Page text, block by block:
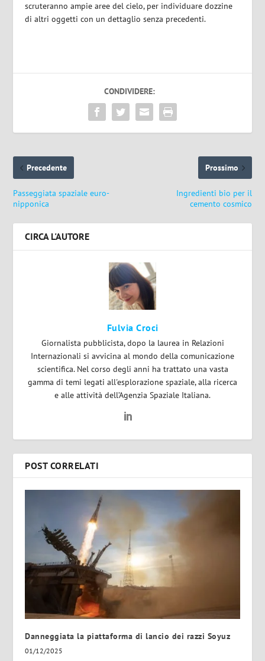
scruteranno ampie aree del cielo, per individuare dozzine
di altri oggetti con un dettaglio senza precedenti.
CONDIVIDERE:
Precedente
Passeggiata spaziale euro-
nipponica
Prossimo
Ingredienti bio per il
cemento cosmico
CIRCA L'AUTORE
Fulvia Croci
Giornalista pubblicista, dopo la laurea in Relazioni
Internazionali si avvicina al mondo della comunicazione
scientifica. Nel corso degli anni ha trattato una vasta
gamma di temi legati all'esplorazione spaziale, alla ricerca
e alle attività dell’Agenzia Spaziale Italiana.
POST CORRELATI
Danneggiata la piattaforma di lancio dei razzi Soyuz
01/12/2025